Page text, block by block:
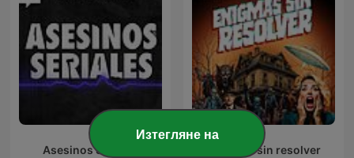
Asesinos Seriales Enigmas sin resolver
Изтегляне на